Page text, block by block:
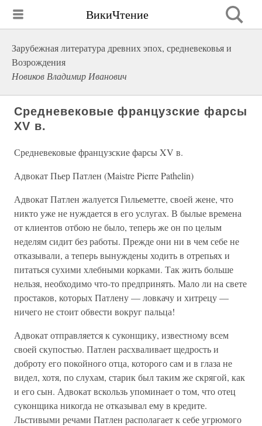
ВикиЧтение
Зарубежная литература древних эпох, средневековья и
Возрождения
Новиков Владимир Иванович
Средневековые французские фарсы
XV в.
Средневековые французские фарсы XV в.
Адвокат Пьер Патлен (Maistre Pierre Pathelin)
Адвокат Патлен жалуется Гильеметте, своей жене, что
никто уже не нуждается в его услугах. В былые времена
от клиентов отбою не было, теперь же он по целым
неделям сидит без работы. Прежде они ни в чем себе не
отказывали, а теперь вынуждены ходить в отрепьях и
питаться сухими хлебными корками. Так жить больше
нельзя, не­обходимо что-то предпринять. Мало ли на свете
простаков, которых Патлену — ловкачу и хитрецу —
ничего не стоит обвести вокруг пальца!
Адвокат отправляется к суконщику, известному всем
своей ску­постью. Патлен расхваливает щедрость и
доброту его покойного отца, которого сам и в глаза не
видел, хотя, по слухам, старик был таким же скрягой, как
и его сын. Адвокат вскользь упоминает о том, что отец
суконщика никогда не отказывал ему в кредите.
Льстивыми ре­чами Патлен располагает к себе угрюмого